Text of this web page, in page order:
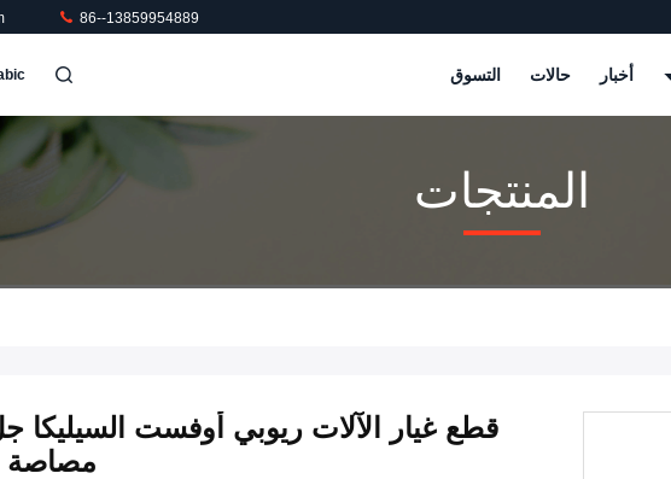
86--13859954889
أخبار حالات التسوق
المنتجات
قطع غيار الآلات ريوبي أوفست السيليكا
مصاصة 22 X 20 X 5mm